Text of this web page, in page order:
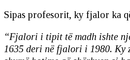
Sipas profesorit, ky fjalor ka
“Fjalori i tipit të madh ishte
1635 deri në fjalori i 1980. Ky